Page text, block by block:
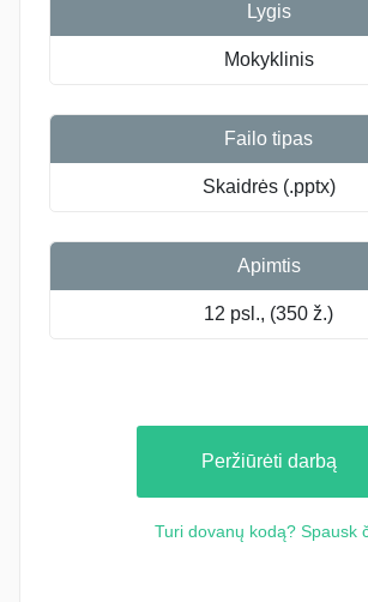
Lygis
Mokyklinis
Failo tipas
Skaidrės (.pptx)
Apimtis
12 psl., (350 ž.)
Peržiūrėti darbą
Turi dovanų kodą? Spausk